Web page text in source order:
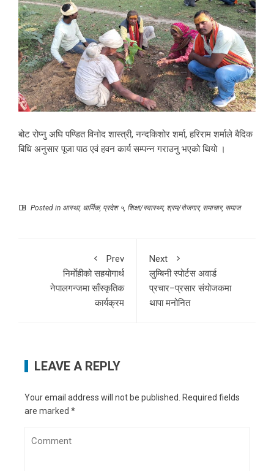
बोट रोप्नु अघि पण्डित विनोद शास्त्री, नन्दकिशोर शर्मा, हरिराम शर्माले बैदिक
बिधि अनुसार पूजा पाठ एवं हवन कार्य सम्पन्न गराउनु भएको थियो ।
Posted in आस्था, धार्मिक, प्रदेश ५, शिक्षा/स्वास्थ्य, श्रम/रोजगार, समाचार, समाज
Prev
निर्माेहीको सहयोगार्थ
नेपालगन्जमा साँस्कृतिक
कार्यक्रम
Next
लुम्बिनी स्पोर्टस अवार्ड
प्रचार–प्रसार संयोजकमा
थापा मनोनित
LEAVE A REPLY
Your email address will not be published. Required fields
are marked *